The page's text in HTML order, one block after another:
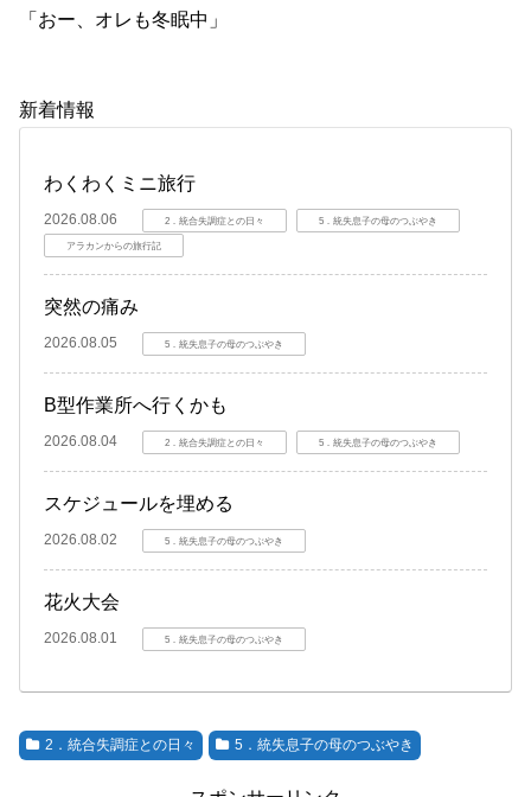
「おー、オレも冬眠中」
新着情報
わくわくミニ旅行
2026.08.06 2．統合失調症との日々 5．統失息子の母のつぶやき
アラカンからの旅行記
突然の痛み
2026.08.05 5．統失息子の母のつぶやき
B型作業所へ行くかも
2026.08.04 2．統合失調症との日々 5．統失息子の母のつぶやき
スケジュールを埋める
2026.08.02 5．統失息子の母のつぶやき
花火大会
2026.08.01 5．統失息子の母のつぶやき
2．統合失調症との日々 5．統失息子の母のつぶやき